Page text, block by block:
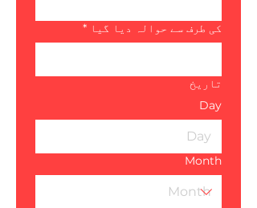
کی طرف سے حوالہ دیا گیا *
تاریخ
Day
Month